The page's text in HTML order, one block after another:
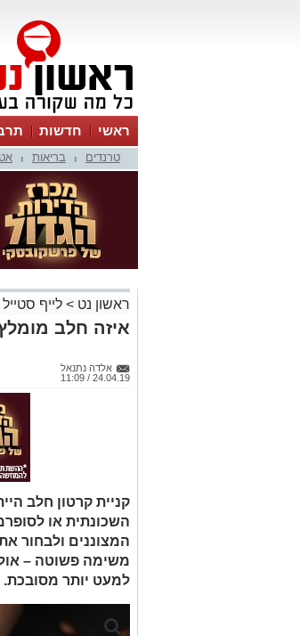
ראשי חדשות
טרנדים בריאות
ראשון נט > לייף סטייל
איזה חלב
אלדה נתנאל
24.04.19 / 11:09
קניית קרטון חלב
השכונתית או
המצוננים ולבחור
משימה פשוטה –
למעט יותר מסובכת.